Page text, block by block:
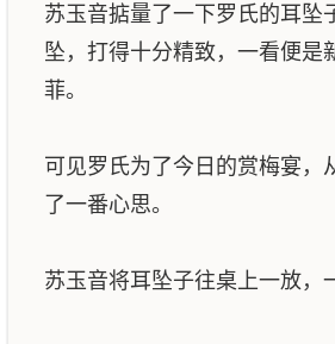
苏玉音掂量了一下罗氏的耳坠
坠，打得十分精致，一看便是
菲。
可见罗氏为了今日的赏梅宴，
了一番心思。
苏玉音将耳坠子往桌上一放，